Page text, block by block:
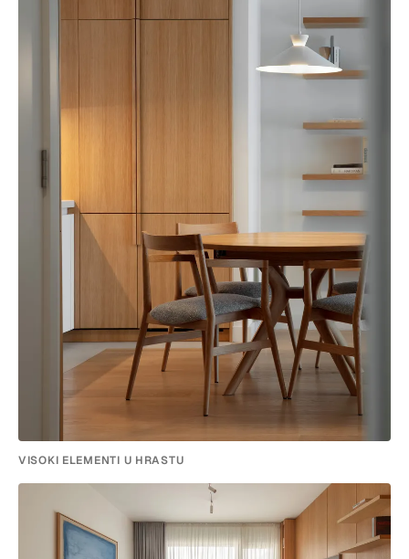
VISOKI ELEMENTI U HRASTU